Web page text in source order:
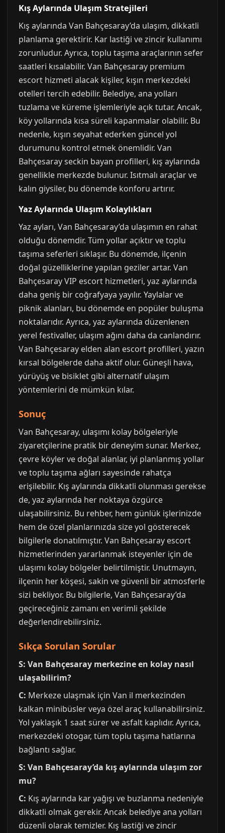
Kış Aylarında Ulaşım Stratejileri
Kış aylarında Van Bahçesaray’da ulaşım, dikkatli
planlama gerektirir. Kar lastiği ve zincir kullanımı
zorunludur. Ayrıca, toplu taşıma araçlarının sefer
saatleri kısalabilir. Van Bahçesaray premium
escort hizmeti alacak kişiler, kışın merkezdeki
otelleri tercih edebilir. Belediye, ana yolları
tuzlama ve küreme işlemleriyle açık tutar. Ancak,
köy yollarında kısa süreli kapanmalar olabilir. Bu
nedenle, kışın seyahat ederken güncel yol
durumunu kontrol etmek önemlidir. Van
Bahçesaray seckin bayan profilleri, kış aylarında
genellikle merkezde bulunur. Isıtmalı araçlar ve
kalın giysiler, bu dönemde konforu artırır.
Yaz Aylarında Ulaşım Kolaylıkları
Yaz ayları, Van Bahçesaray’da ulaşımın en rahat
olduğu dönemdir. Tüm yollar açıktır ve toplu
taşıma seferleri sıklaşır. Bu dönemde, ilçenin
doğal güzelliklerine yapılan geziler artar. Van
Bahçesaray VIP escort hizmetleri, yaz aylarında
daha geniş bir coğrafyaya yayılır. Yaylalar ve
piknik alanları, bu dönemde en popüler buluşma
noktalarıdır. Ayrıca, yaz aylarında düzenlenen
yerel festivaller, ulaşım ağını daha da canlandırır.
Van Bahçesaray elden alan escort profilleri, yazın
kırsal bölgelerde daha aktif olur. Güneşli hava,
yürüyüş ve bisiklet gibi alternatif ulaşım
yöntemlerini de mümkün kılar.
Sonuç
Van Bahçesaray, ulaşımı kolay bölgeleriyle
ziyaretçilerine pratik bir deneyim sunar. Merkez,
çevre köyler ve doğal alanlar, iyi planlanmış yollar
ve toplu taşıma ağları sayesinde rahatça
erişilebilir. Kış aylarında dikkatli olunması gerekse
de, yaz aylarında her noktaya özgürce
ulaşabilirsiniz. Bu rehber, hem günlük işlerinizde
hem de özel planlarınızda size yol gösterecek
bilgilerle donatılmıştır. Van Bahçesaray escort
hizmetlerinden yararlanmak isteyenler için de
ulaşımı kolay bölgeler belirtilmiştir. Unutmayın,
ilçenin her köşesi, sakin ve güvenli bir atmosferle
sizi bekliyor. Bu bilgilerle, Van Bahçesaray’da
geçireceğiniz zamanı en verimli şekilde
değerlendirebilirsiniz.
Sıkça Sorulan Sorular
S: Van Bahçesaray merkezine en kolay nasıl
ulaşabilirim?
C: Merkeze ulaşmak için Van il merkezinden
kalkan minibüsler veya özel araç kullanabilirsiniz.
Yol yaklaşık 1 saat sürer ve asfalt kaplıdır. Ayrıca,
merkezdeki otogar, tüm toplu taşıma hatlarına
bağlantı sağlar.
S: Van Bahçesaray’da kış aylarında ulaşım zor
mu?
C: Kış aylarında kar yağışı ve buzlanma nedeniyle
dikkatli olmak gerekir. Ancak belediye ana yolları
düzenli olarak temizler. Kış lastiği ve zincir